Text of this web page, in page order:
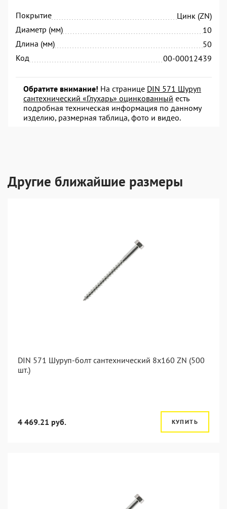
Покрытие
Цинк (ZN)
Диаметр (мм)
10
Длина (мм)
50
Код
00-00012439
Обратите внимание! На странице DIN 571 Шуруп
сантехнический «Глухарь» оцинкованный есть
подробная техническая информация по данному
изделию, размерная таблица, фото и видео.
Другие ближайшие размеры
DIN 571 Шуруп-болт сантехнический 8x160 ZN (500
шт.)
4 469.21 руб. КУПИТЬ